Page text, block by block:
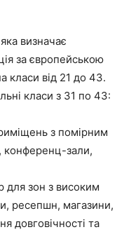
визначає
за європейською
класи від 21 до 43.
класи з 31 по 43:
з помірним
конференц-зали,
для зон з високим
ресепшн, магазини,
довговічності та